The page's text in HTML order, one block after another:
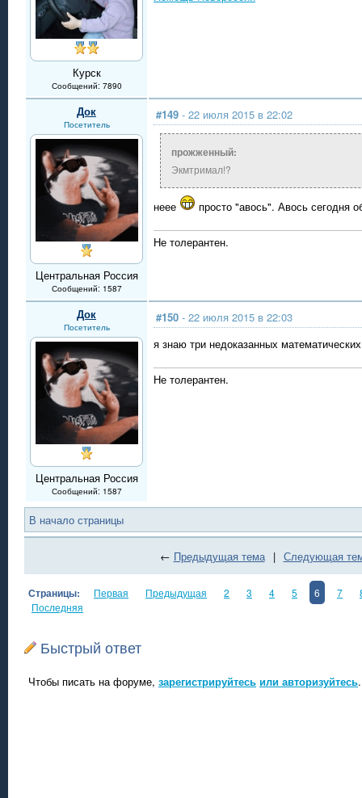
Курск
Сообщений: 7890
Док
Посетитель
Центральная Россия
Сообщений: 1587
#149 - 22 июля 2015 в 22:02
прожженный:
Экмтримал!?
неее просто "авось". Авось сегодня
Не толерантен.
Док
Посетитель
Центральная Россия
Сообщений: 1587
#150 - 22 июля 2015 в 22:03
я знаю три недоказанных
Не толерантен.
В начало страницы
← Предыдущая тема | Следующая
Страницы: Первая Предыдущая 2 3 4 5 6 7
Последняя
Быстрый ответ
Чтобы писать на форуме, зарегистрируйтесь или авторизуйтесь.